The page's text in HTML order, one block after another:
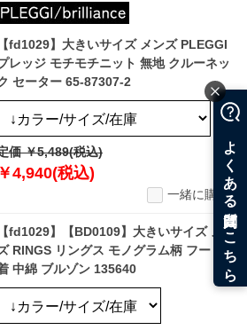
【fd1029】大きいサイズ メンズ PLEGGI
レッジ モチモチニット 無地 クルーネッ
セーター 65-87307-2
価 ￥5,489(税込)
￥4,940(税込)
一緒に購入
【fd1029】【BD0109】大きいサイズ メン
RINGS リングス モノグラム柄 フード脱
中綿 ブルゾン 135640